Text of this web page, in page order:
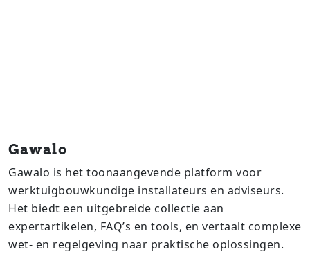
Gawalo
Gawalo is het toonaangevende platform voor
werktuigbouwkundige installateurs en adviseurs.
Het biedt een uitgebreide collectie aan
expertartikelen, FAQ’s en tools, en vertaalt complexe
wet- en regelgeving naar praktische oplossingen.​